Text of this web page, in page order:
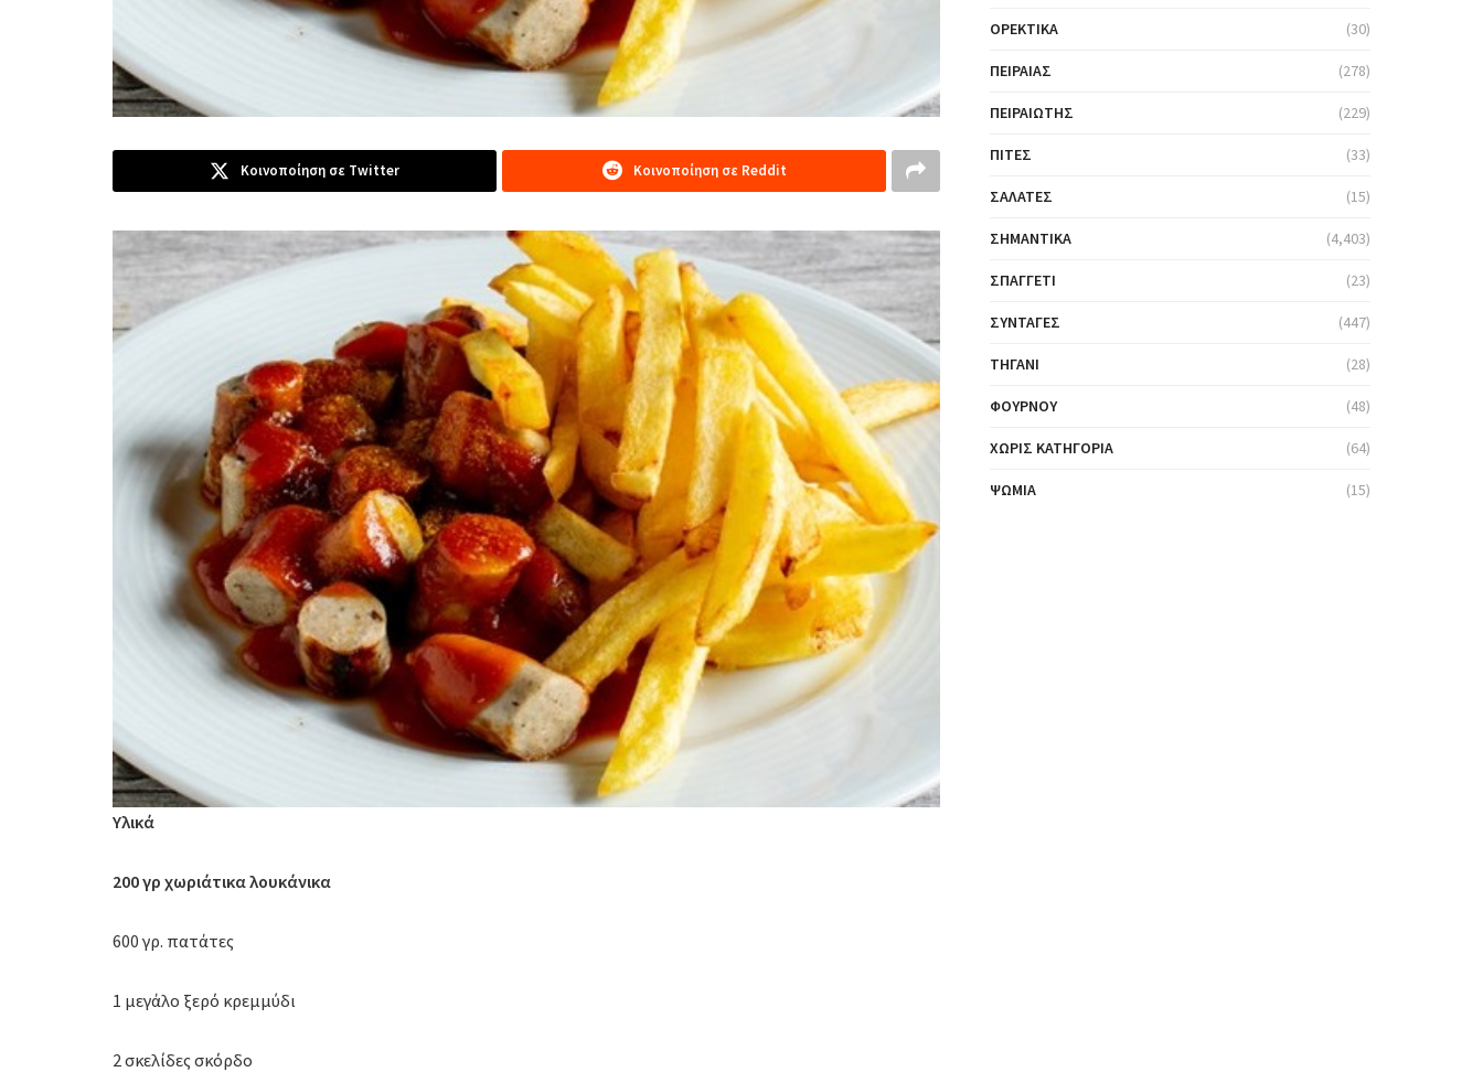
Κοινοποίηση σε Twitter Κοινοποίηση σε Reddit
Υλικά
200 γρ χωριάτικα λουκάνικα
600 γρ. πατάτες
1 μεγάλο ξερό κρεμμύδι
2 σκελίδες σκόρδο
ΟΡΕΚΤΙΚΆ (30)
ΠΕΙΡΑΙΆΣ (278)
ΠΕΙΡΑΙΏΤΗΣ (229)
ΠΊΤΕΣ (33)
ΣΑΛΆΤΕΣ (15)
ΣΗΜΑΝΤΙΚΆ (4,403)
ΣΠΑΓΓΈΤΙ (23)
ΣΥΝΤΑΓΈΣ (447)
ΤΗΓΆΝΙ (28)
ΦΟΎΡΝΟΥ (48)
ΧΩΡΊΣ ΚΑΤΗΓΟΡΊΑ (64)
ΨΩΜΙΆ (15)